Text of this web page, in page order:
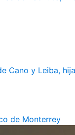
Cano y Leiba,
de Monterrey